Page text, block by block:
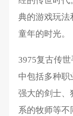
典的游戏玩法
童年的时光。
3975复古传
中包括多种职
强大的剑士、
系的牧师等不